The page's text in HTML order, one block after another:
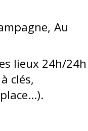
Au
lieux 24h/24h
clés,